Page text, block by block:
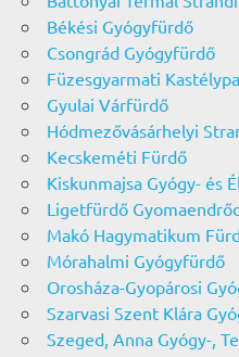
Békési Gyógyfürdő
Csongrád Gyógyfürdő
Füzesgyarmati
Gyulai Várfürdő
Hódmezővásárhelyi
Kecskeméti Fürdő
Kiskunmajsa Gyógy- és
Ligetfürdő
Makó Hagymatikum
Mórahalmi Gyógyfürdő
Orosháza-Gyopárosi
Szarvasi Szent Klára
Szeged, Anna Gyógy-,